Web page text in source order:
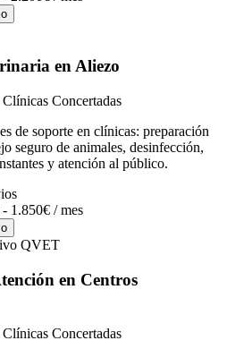
en Aliezo
Concertadas
de soporte en clínicas: preparación
seguro de animales, desinfección,
y atención al público.
1.850€ / mes
QVET
en Centros
Concertadas